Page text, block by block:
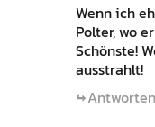
Wenn ich
Polter, wo
Schönste!
ausstrahlt!
Antworten